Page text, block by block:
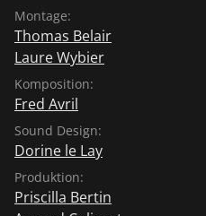
Montage:
Thomas Belair
Laure Wybier
Komposition:
Fred Avril
Sound Design:
Dorine le Lay
Produktion:
Priscilla Bertin